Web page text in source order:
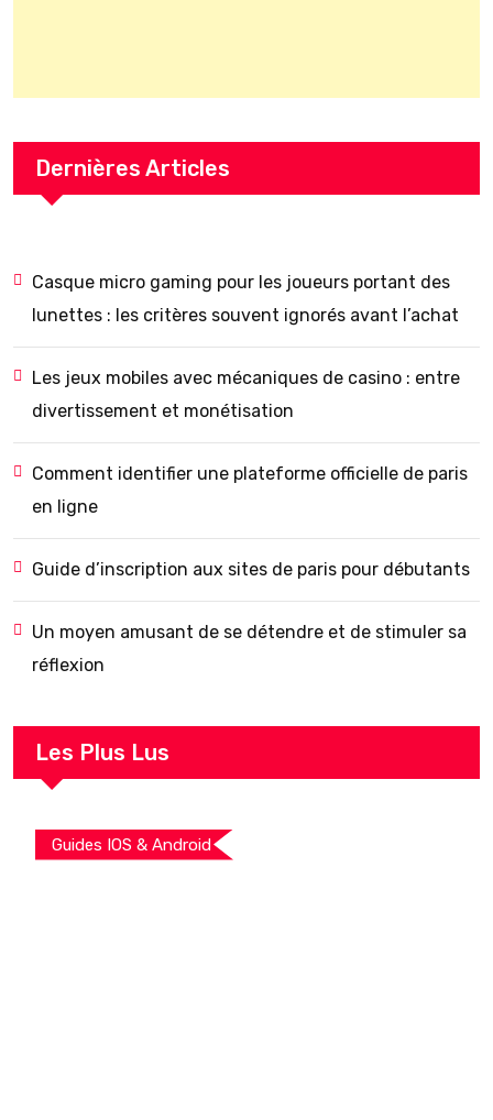
Dernières Articles
Casque micro gaming pour les joueurs portant des
lunettes : les critères souvent ignorés avant l’achat
Les jeux mobiles avec mécaniques de casino : entre
divertissement et monétisation
Comment identifier une plateforme officielle de paris
en ligne
Guide d’inscription aux sites de paris pour débutants
Un moyen amusant de se détendre et de stimuler sa
réflexion
Les Plus Lus
Guides IOS & Android